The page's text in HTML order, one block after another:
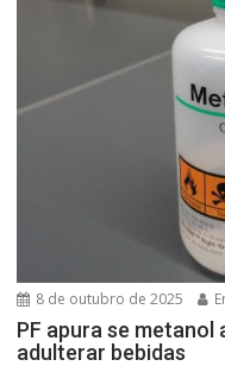
8 de outubro de 2025
PF apura se metanol
adulterar bebidas